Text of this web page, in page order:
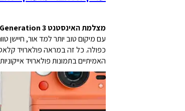
מצלמת האינסטנט Polaroid Now Generation 3 היא אייקון של אנלוגי עם תכונות מודרניות.
עם מיקום טוב יותר למד אור, חיישן
האמיתיים בתמונות פולארויד